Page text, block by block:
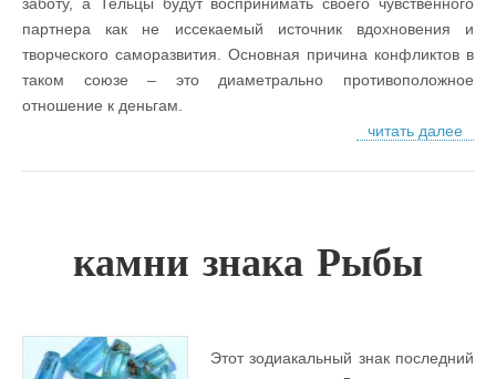
партнера как не иссекаемый источник вдохновения и
творческого саморазвития. Основная причина конфликтов в
таком союзе – это диаметрально противоположное
отношение к деньгам.
читать далее
камни знака Рыбы
Этот зодиакальный знак последний